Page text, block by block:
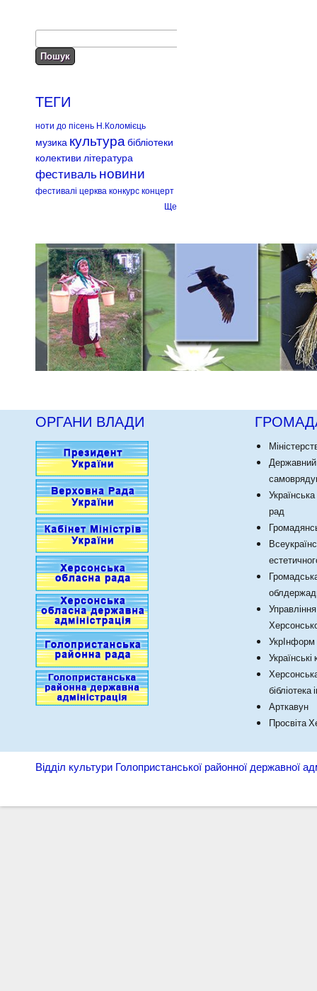
ТЕГИ
ноти до пісень Н.Коломієць
музика культура бібліотеки
колективи література
фестивальновини
фестивалі церква конкурсконцерт
Ще
ОРГАНИ ВЛАДИ
рад
УкрІнформ
Арткавун
Просвіта
Відділ культури Голопристанської районної державної